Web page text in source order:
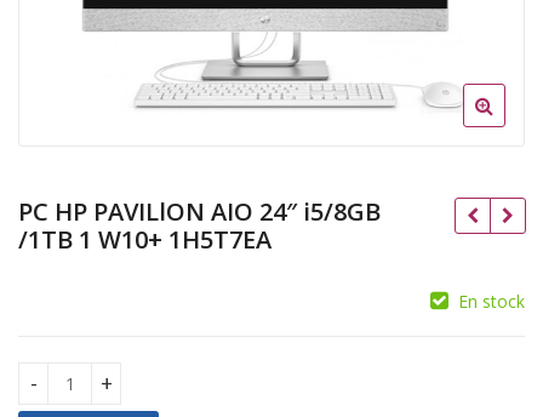
PC HP PAVILlON AIO 24″ i5/8GB
/1TB 1 W10+ 1H5T7EA
En stock
PC HP PAVILlON AIO 24" i5/8GB /1TB 1 W10+ 1H5T7EA